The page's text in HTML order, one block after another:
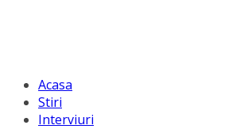
Acasa
Stiri
Interviuri